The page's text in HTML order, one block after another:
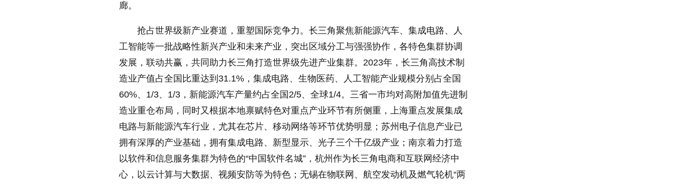
廊。
抢占世界级新产业赛道，重塑国际竞争力。长三角聚焦新能源汽车、集成电路、人
工智能等一批战略性新兴产业和未来产业，突出区域分工与强强协作，各特色集群协调
发展，联动共赢，共同助力长三角打造世界级先进产业集群。2023年，长三角高技术制
造业产值占全国比重达到31.1%，集成电路、生物医药、人工智能产业规模分别占全国
60%、1/3、1/3，新能源汽车产量约占全国2/5、全球1/4。三省一市均对高附加值先进制
造业重仓布局，同时又根据本地禀赋特色对重点产业环节有所侧重，上海重点发展集成
电路与新能源汽车行业，尤其在芯片、移动网络等环节优势明显；苏州电子信息产业已
拥有深厚的产业基础，拥有集成电路、新型显示、光子三个千亿级产业；南京着力打造
以软件和信息服务集群为特色的“中国软件名城”，杭州作为长三角电商和互联网经济中
心，以云计算与大数据、视频安防等为特色；无锡在物联网、航空发动机及燃气轮机“两